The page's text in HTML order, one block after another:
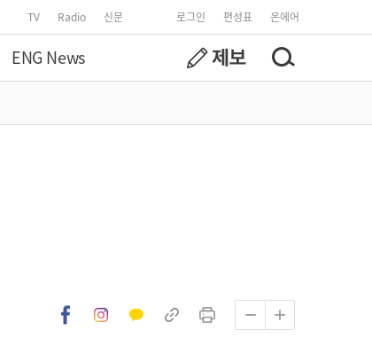
TV Radio 신문 로그인 편성표 온에어
ENG News